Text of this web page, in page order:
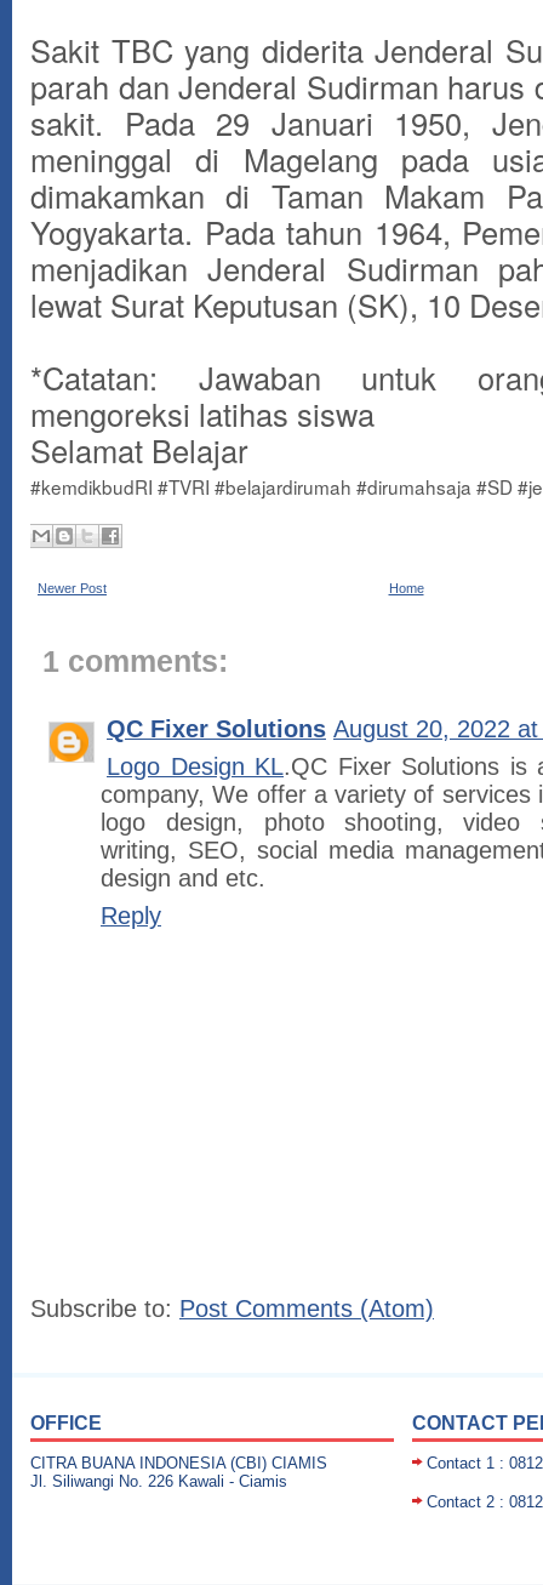
Sakit TBC yang diderita Jenderal
parah dan Jenderal Sudirman harus
sakit. Pada 29 Januari 1950,
meninggal di Magelang pada
dimakamkan di Taman Makam
Yogyakarta. Pada tahun 1964,
menjadikan Jenderal Sudirman
lewat Surat Keputusan (SK), 10
*Catatan: Jawaban untuk
mengoreksi latihas siswa
Selamat Belajar
#kemdikbudRI #TVRI #belajardirumah #dirumahsaja #SD
Newer Post Home
1 comments:
QC Fixer Solutions August 20, 2022
Logo Design KL.QC Fixer Solutions is
company, We offer a variety of services
logo design, photo shooting, video
writing, SEO, social media
design and etc.
Reply
Subscribe to: Post Comments (Atom)
OFFICE
CITRA BUANA INDONESIA (CBI) CIAMIS
Jl. Siliwangi No. 226 Kawali - Ciamis
CONTACT
Contact 1 :
Contact 2 :